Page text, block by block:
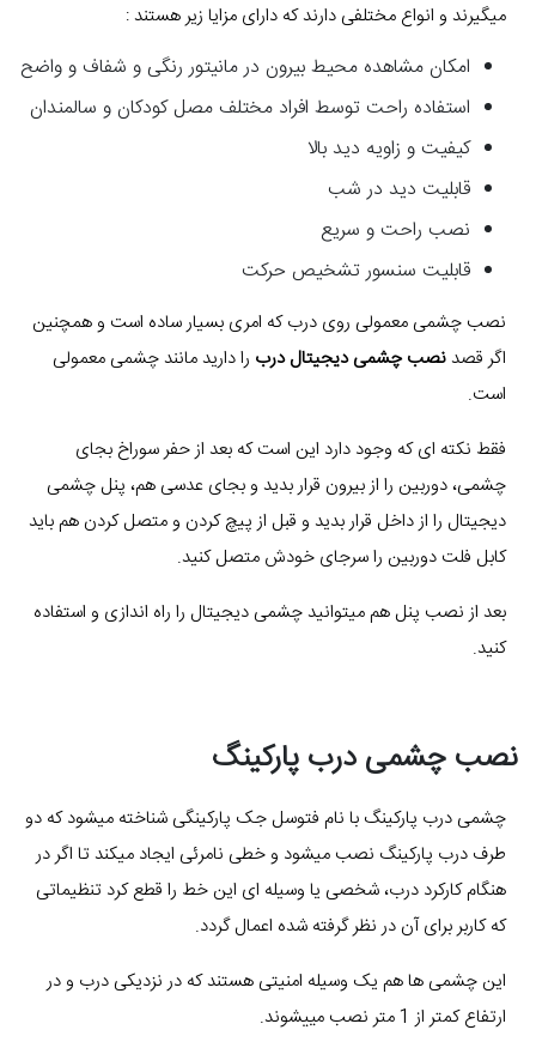
میگیرند و انواع مختلفی دارند که دارای مزایا زیر هستند :
امکان مشاهده محیط بیرون در مانیتور رنگی و شفاف و واضح
استفاده راحت توسط افراد مختلف مصل کودکان و سالمندان
کیفیت و زاویه دید بالا
قابلیت دید در شب
نصب راحت و سریع
قابلیت سنسور تشخیص حرکت
نصب چشمی معمولی روی درب که امری بسیار ساده است و همچنین
اگر قصدنصب چشمی دیجیتال درب را دارید مانند چشمی معمولی
است.
فقط نکته ای که وجود دارد این است که بعد از حفر سوراخ بجای
چشمی، دوربین را از بیرون قرار بدید و بجای عدسی هم، پنل چشمی
دیجیتال را از داخل قرار بدید و قبل از پیچ کردن و متصل کردن هم باید
کابل فلت دوربین را سرجای خودش متصل کنید.
بعد از نصب پنل هم میتوانید چشمی دیجیتال را راه اندازی و استفاده
کنید.
نصب چشمی درب پارکینگ
چشمی درب پارکینگ با نام فتوسل جک پارکینگی شناخته میشود که دو
طرف درب پارکینگ نصب میشود و خطی نامرئی ایجاد میکند تا اگر در
هنگام کارکرد درب، شخصی یا وسیله ای این خط را قطع کرد تنظیماتی
که کاربر برای آن در نظر گرفته شده اعمال گردد.
این چشمی ها هم یک وسیله امنیتی هستند که در نزدیکی درب و در
ارتفاع کمتر از 1 متر نصب مییشوند.